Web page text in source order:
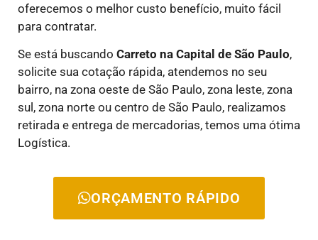
oferecemos o melhor custo benefício, muito fácil
para contratar.
Se está buscando Carreto na Capital de São Paulo,
solicite sua cotação rápida, atendemos no seu
bairro, na zona oeste de São Paulo, zona leste, zona
sul, zona norte ou centro de São Paulo, realizamos
retirada e entrega de mercadorias, temos uma ótima
Logística.
ORÇAMENTO RÁPIDO